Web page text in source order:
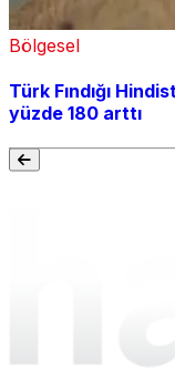
Bölgesel
Türk Fındığı
yüzde 180 arttı